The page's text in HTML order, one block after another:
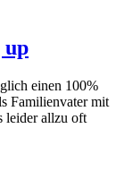
up
einen 100%
Familienvater mit
leider allzu oft